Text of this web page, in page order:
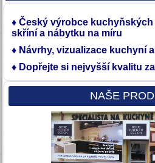
♦Český výrobce
skříní a nábytku na míru
♦ Návrhy, vizualizace kuchyní
♦ Dopřejte si nejvyšší kvalitu
NAŠE